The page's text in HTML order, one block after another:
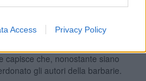
Access Privacy Policy
come staffetta ed era stato
abitanti e sfollati di Sant’Anna; ne
in vita sua, richiamando tutte le
capisce che, nonostante siano
gli autori della barbarie.